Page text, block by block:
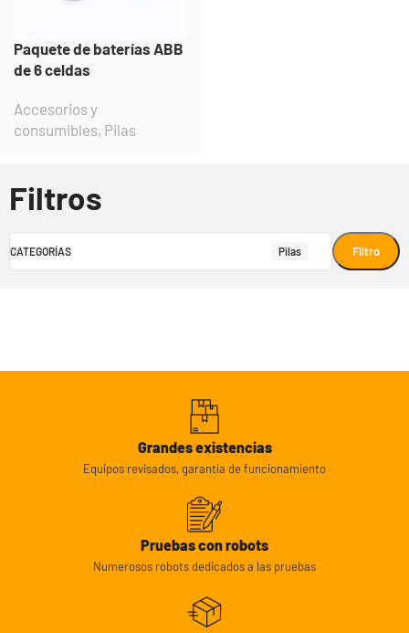
Paquete de baterías ABB
de 6 celdas
Accesorios y
consumibles, Pilas
Filtros
CATEGORÍAS Pilas Filtro
Grandes existencias
Equipos revisados, garantía de funcionamiento
Pruebas con robots
Numerosos robots dedicados a las pruebas